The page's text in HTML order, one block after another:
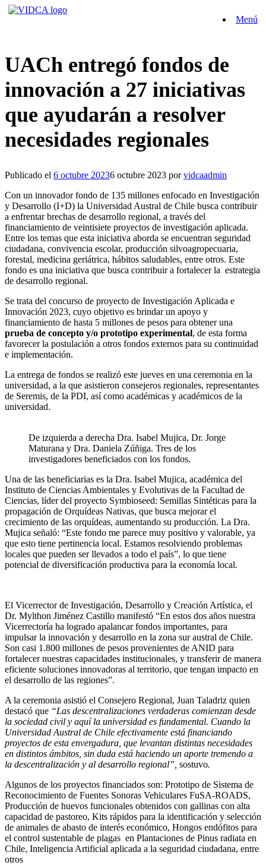
Saltar
Menú
UACh entregó fondos de
innovación a 27 iniciativas
que ayudarán a resolver
necesidades regionales
Publicado el 6 octubre 20236 octubre 2023 porvidcaadmin
Con un innovador fondo de 135 millones enfocado en Investigación
y Desarrollo (I+D) la Universidad Austral de Chile busca contribuir
a enfrentar brechas de desarrollo regional, a través del
financiamiento de veintisiete proyectos de investigación aplicada.
Entre los temas que esta iniciativa aborda se encuentran seguridad
ciudadana, convivencia escolar, producción silvoagropecuaria,
forestal, medicina geriátrica, hábitos saludables, entre otros. Este
fondo es una iniciativa que busca contribuir a fortalecer la estrategia
de desarrollo regional.
Se trata del concurso de proyecto de Investigación Aplicada e
Innovación 2023, cuyo objetivo es brindar un apoyo y
financiamiento de hasta 5 millones de pesos para obtener una
prueba de concepto y/o prototipo experimental, de esta forma
favorecer la postulación a otros fondos externos para su continuidad
e implementación.
La entrega de fondos se realizó este jueves en una ceremonia en la
universidad, a la que asistieron consejeros regionales, representantes
de Seremis, de la PDI, así como académicas y académicos de la
universidad.
De izquierda a derecha Dra. Isabel Mujica, Dr. Jorge
Maturana y Dra. Daniela Zúñiga. Tres de los
investigadores beneficiados con los fondos.
Una de las beneficiarias es la Dra. Isabel Mujica, académica del
Instituto de Ciencias Ambientales y Evolutivas de la Facultad de
Ciencias, líder del proyecto Symbioseed: Semillas Sintéticas para la
propagación de Orquídeas Nativas, que busca mejorar el
crecimiento de las orquídeas, aumentando su producción. La Dra.
Mujica señaló: “Este fondo me parece muy positivo y valorable, ya
que esto tiene pertinencia local. Estamos resolviendo problemas
locales que pueden ser llevados a todo el país”, lo que tiene
potencial de diversificación productiva para la economía local.
El Vicerrector de Investigación, Desarrollo y Creación Artística, el
Dr. Mylthon Jiménez Castillo manifestó “En estos dos años nuestra
Vicerrectoría ha logrado apalancar fondos importantes, para
impulsar la innovación y desarrollo en la zona sur austral de Chile.
Son casi 1.800 millones de pesos provenientes de ANID para
fortalecer nuestras capacidades institucionales, y transferir de manera
eficiente soluciones innovadoras al territorio, que tengan impacto en
el desarrollo de las regiones”.
A la ceremonia asistió el Consejero Regional, Juan Taladriz quien
destacó que “Las descentralizaciones verdaderas comienzan desde
la sociedad civil y aquí la universidad es fundamental. Cuando la
Universidad Austral de Chile efectivamente está financiando
proyectos de esta envergadura, que levantan distintas necesidades
en distintos ámbitos, sin duda está haciendo un aporte tremendo a
la descentralización y al desarrollo regional”, sostuvo.
Algunos de los proyectos financiados son: Prototipo de Sistema de
Reconocimiento de Fuentes Sonoras Vehiculares FuSA-ROADS,
Producción de huevos funcionales obtenidos con gallinas con alta
capacidad de pastoreo, Kits rápidos para la identificación y selección
de animales de abasto de interés económico, Hongos endófitos para
el control sustentable de plagas en Plantaciones de Pinus radiata en
Chile, Inteligencia Artificial aplicada a la seguridad ciudadana, entre
otros